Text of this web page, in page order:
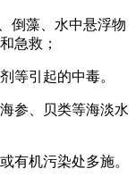
倒藻、水中悬浮物
急救；
等引起的中毒。
参、贝类等海淡水
有机污染处多施。